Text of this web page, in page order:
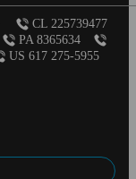
CL 225739477
PA 8365634
US 617 275-5955